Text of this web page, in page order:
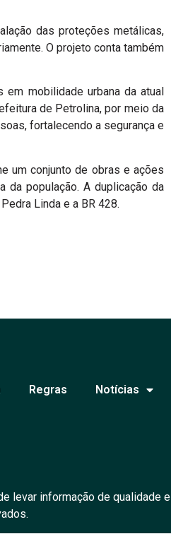
das proteções metálicas,
O projeto conta também
mobilidade urbana da atual
de Petrolina, por meio da
fortalecendo a segurança e
um conjunto de obras e ações
população. A duplicação da
Linda e a BR 428.
Regras Notícias
levar informação de qualidade e